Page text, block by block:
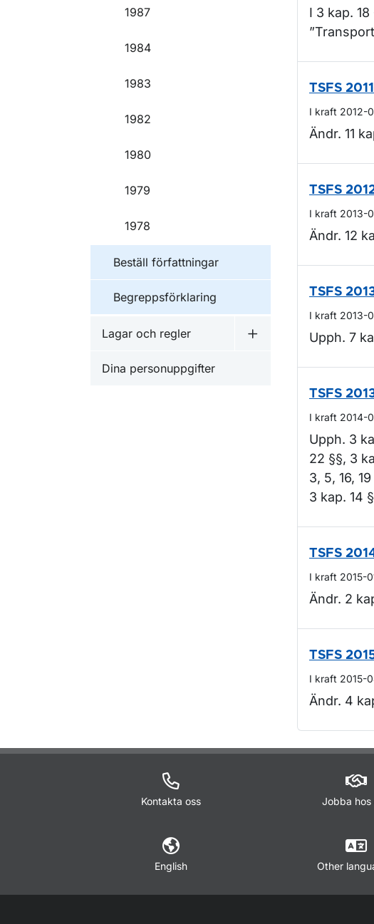
1987
1984
1983
1982
1980
1979
1978
Beställ författningar
Begreppsförklaring
Lagar och regler
Undermeny för Lagar
Dina personuppgifter
I 3 kap.
TSFS
I kraft 2012-
Ändr. 11
TSFS
I kraft 2013-
Ändr. 12
TSFS
I kraft 2013-
Upph. 7
TSFS
I kraft 2014-
Upph. 3
22 §§, 3
3, 5, 16,
3 kap. 14
TSFS
I kraft 2015-
Ändr. 2
TSFS
I kraft 2015-
Ändr. 4
Om
Kontakta oss Jobba hos
English Other